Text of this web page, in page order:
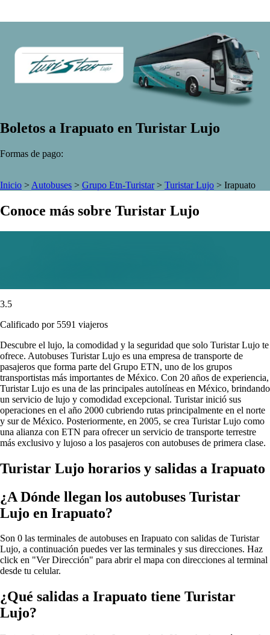
Boletos a Irapuato en Turistar Lujo
Formas de pago:
Inicio > Autobuses > Grupo Etn-Turistar> Turistar Lujo > Irapuato
Conoce más sobre Turistar Lujo
3.5
Calificado por 5591 viajeros
Descubre el lujo, la comodidad y la seguridad que solo Turistar Lujo te
ofrece. Autobuses Turistar Lujo es una empresa de transporte de
pasajeros que forma parte del Grupo ETN, uno de los grupos
transportistas más importantes de México. Con 20 años de experiencia,
Turistar Lujo es una de las principales autolíneas en México, brindando
un servicio de lujo y comodidad excepcional. Turistar inició sus
operaciones en el año 2000 cubriendo rutas principalmente en el norte
y sur de México. Posteriormente, en 2005, se crea Turistar Lujo como
una alianza con ETN para ofrecer un servicio de transporte terrestre
más exclusivo y lujoso a los pasajeros con autobuses de primera clase.
Turistar Lujo horarios y salidas a Irapuato
¿A Dónde llegan los autobuses Turistar
Lujo en Irapuato?
Son 0 las terminales de autobuses en Irapuato con salidas de Turistar
Lujo, a continuación puedes ver las terminales y sus direcciones. Haz
click en "Ver Dirección" para abrir el mapa con direcciones al terminal
desde tu celular.
¿Qué salidas a Irapuato tiene Turistar
Lujo?